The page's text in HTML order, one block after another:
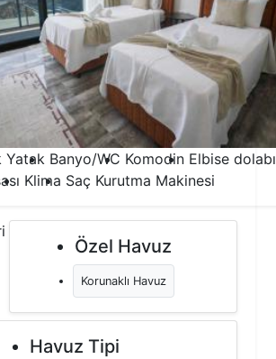
Yatak Banyo/WC Komodin Elbise dolabı
Klima Saç Kurutma Makinesi
Özel Havuz
Korunaklı Havuz
Havuz Tipi